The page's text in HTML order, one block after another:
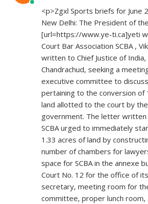
<p>Zgxl Sports briefs for June
New Delhi: The President of
[url=https://www.ye-ti.ca]yeti
Court Bar Association SCBA ,
written to Chief Justice of India,
Chandrachud, seeking a
executive committee to
pertaining to the conversion of
land allotted to the court by
government. The letter written
SCBA urged to immediately
1.33 acres of land by
number of chambers for
space for SCBA in the annexe
Court No. 12 for the office of
secretary, meeting room for
committee, proper lunch room,